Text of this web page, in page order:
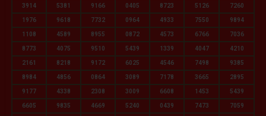
3914 5381 9166 0405 8723 5126 7260
1976 9618 7732 0964 4933 7550 9894
1108 4589 8955 0872 4573 6766 7036
8773 4075 9510 5439 1339 4047 4210
2161 8218 9172 6025 4546 7498 9385
8984 4856 0864 3089 7178 3665 2895
9177 4338 2308 3009 6608 1453 5439
6605 9835 4669 5240 0439 7473 7059